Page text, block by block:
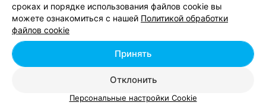
Добавить компанию
Добавить специалиста
сроках и порядке использования файлов cookie вы
можете ознакомиться с нашей Политикой обработки
файлов cookie
Отклонить
Принять
Персональные настройки Cookie